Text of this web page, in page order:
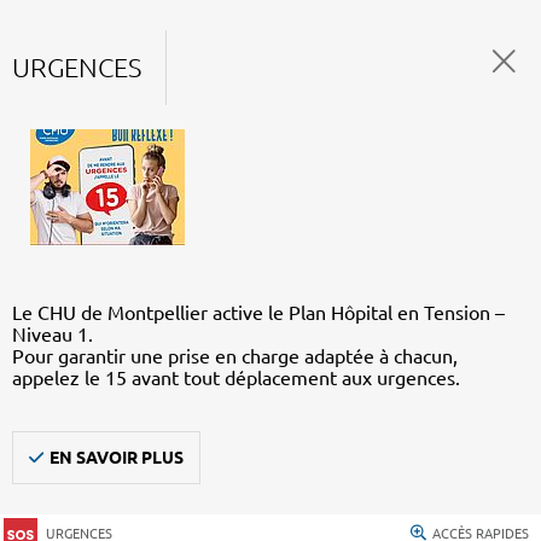
URGENCES
Le CHU de Montpellier active le Plan Hôpital en Tension –
Niveau 1.
Pour garantir une prise en charge adaptée à chacun,
appelez le 15 avant tout déplacement aux urgences.
EN SAVOIR PLUS
URGENCES ACCÈS RAPIDES